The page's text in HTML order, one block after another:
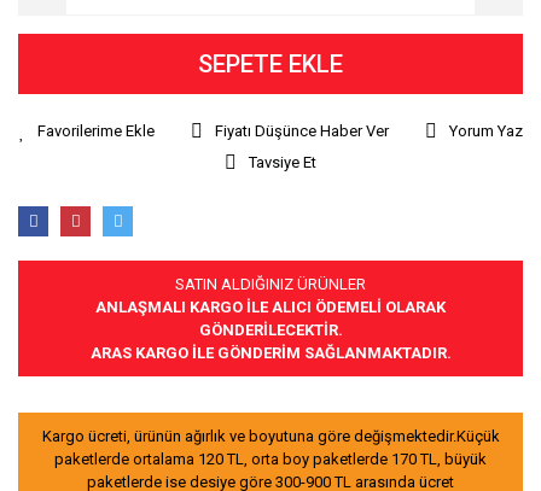
SEPETE EKLE
Fiyatı Düşünce Haber Ver
Yorum Yaz
Tavsiye Et
SATIN ALDIĞINIZ ÜRÜNLER
ANLAŞMALI KARGO İLE ALICI ÖDEMELİ OLARAK
GÖNDERİLECEKTİR.
ARAS KARGO İLE GÖNDERİM SAĞLANMAKTADIR.
Kargo ücreti, ürünün ağırlık ve boyutuna göre değişmektedir.Küçük
paketlerde ortalama 120 TL, orta boy paketlerde 170 TL, büyük
paketlerde ise desiye göre 300-900 TL arasında ücret